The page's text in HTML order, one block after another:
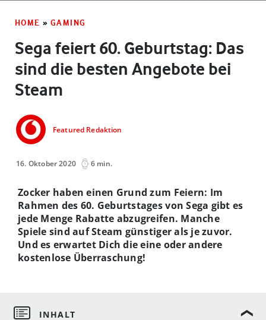
HOME » GAMING
Sega feiert 60. Geburtstag: Das
sind die besten Angebote bei
Steam
Featured Redaktion
16. Oktober 2020 6 min.
Zocker haben einen Grund zum Feiern: Im
Rahmen des 60. Geburtstages von Sega gibt es
jede Menge Rabatte abzugreifen. Manche
Spiele sind auf Steam günstiger als je zuvor.
Und es erwartet Dich die eine oder andere
kostenlose Überraschung!